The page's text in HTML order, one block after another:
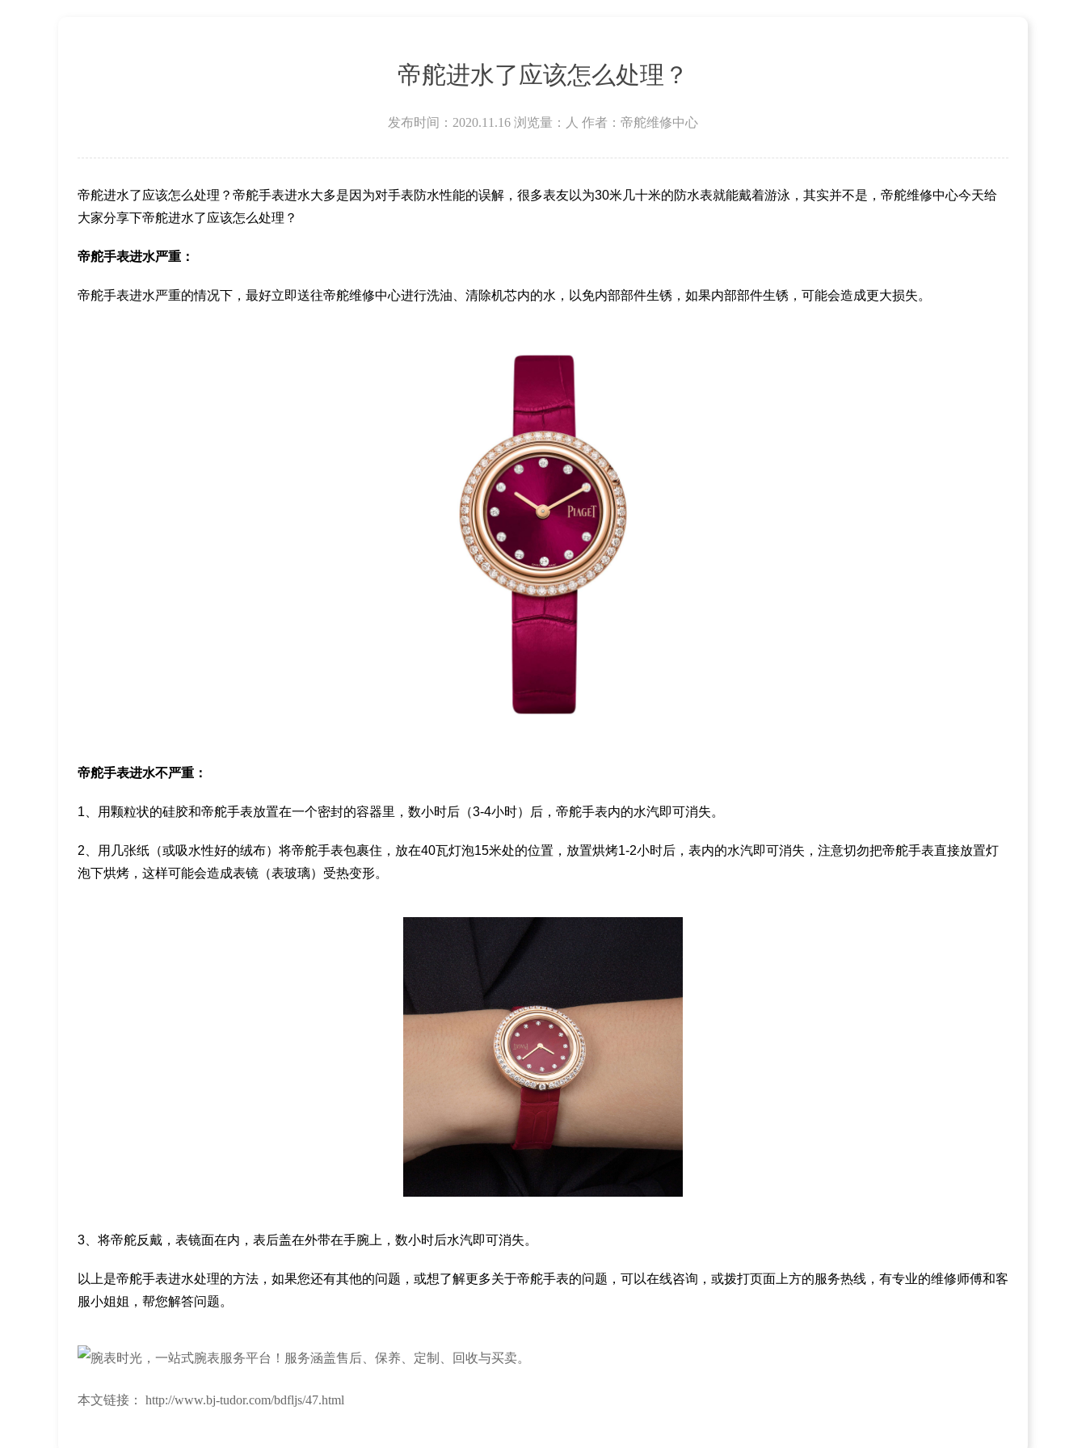
帝舵进水了应该怎么处理？
发布时间：2020.11.16 浏览量： 人 作者：帝舵维修中心
帝舵进水了应该怎么处理？帝舵手表进水大多是因为对手表防水性能的误解，很多表友以为30米几十米的防水表就能戴着游泳，其实并不是，帝舵维修中心今天给
大家分享下帝舵进水了应该怎么处理？
帝舵手表进水严重：
帝舵手表进水严重的情况下，最好立即送往帝舵维修中心进行洗油、清除机芯内的水，以免内部部件生锈，如果内部部件生锈，可能会造成更大损失。
帝舵手表进水不严重：
1、用颗粒状的硅胶和帝舵手表放置在一个密封的容器里，数小时后（3-4小时）后，帝舵手表内的水汽即可消失。
2、用几张纸（或吸水性好的绒布）将帝舵手表包裹住，放在40瓦灯泡15米处的位置，放置烘烤1-2小时后，表内的水汽即可消失，注意切勿把帝舵手表直接放置灯
泡下烘烤，这样可能会造成表镜（表玻璃）受热变形。
3、将帝舵反戴，表镜面在内，表后盖在外带在手腕上，数小时后水汽即可消失。
以上是帝舵手表进水处理的方法，如果您还有其他的问题，或想了解更多关于帝舵手表的问题，可以在线咨询，或拨打页面上方的服务热线，有专业的维修师傅和客
服小姐姐，帮您解答问题。
本文链接： http://www.bj-tudor.com/bdfljs/47.html